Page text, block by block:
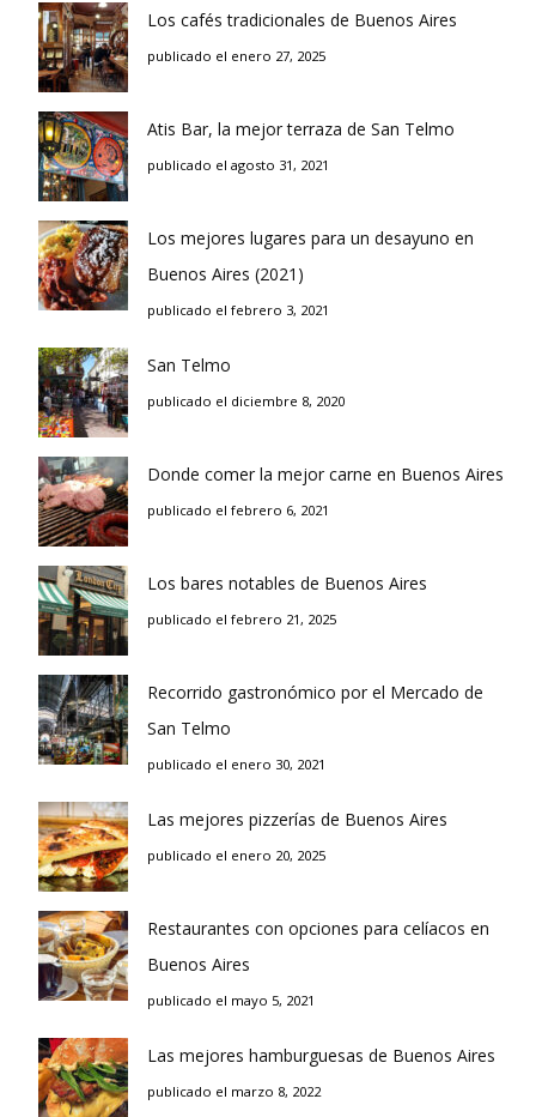
Los cafés tradicionales de Buenos Aires
publicado el enero 27, 2025
Atis Bar, la mejor terraza de San Telmo
publicado el agosto 31, 2021
Los mejores lugares para un desayuno en
Buenos Aires (2021)
publicado el febrero 3, 2021
San Telmo
publicado el diciembre 8, 2020
Donde comer la mejor carne en Buenos Aires
publicado el febrero 6, 2021
Los bares notables de Buenos Aires
publicado el febrero 21, 2025
Recorrido gastronómico por el Mercado de
San Telmo
publicado el enero 30, 2021
Las mejores pizzerías de Buenos Aires
publicado el enero 20, 2025
Restaurantes con opciones para celíacos en
Buenos Aires
publicado el mayo 5, 2021
Las mejores hamburguesas de Buenos Aires
publicado el marzo 8, 2022